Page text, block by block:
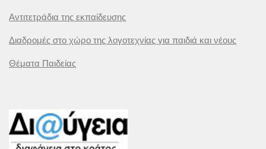
Αντιτετράδια της εκπαίδευσης
Διαδρομές στο χώρο της λογοτεχνίας για παιδιά και νέους
Θέματα Παιδείας